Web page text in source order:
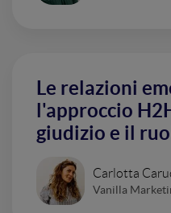
Le relazioni
l'approccio
giudizio e il
Carlotta
Vanilla